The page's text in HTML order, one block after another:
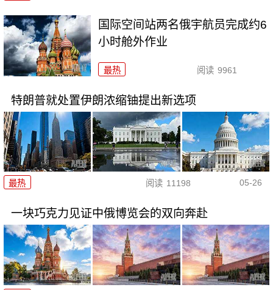
国际空间站两名俄宇航员完成约6
小时舱外作业
最热 阅读 9961
特朗普就处置伊朗浓缩铀提出新选项
最热 阅读 11198 05-26
一块巧克力见证中俄博览会的双向奔赴